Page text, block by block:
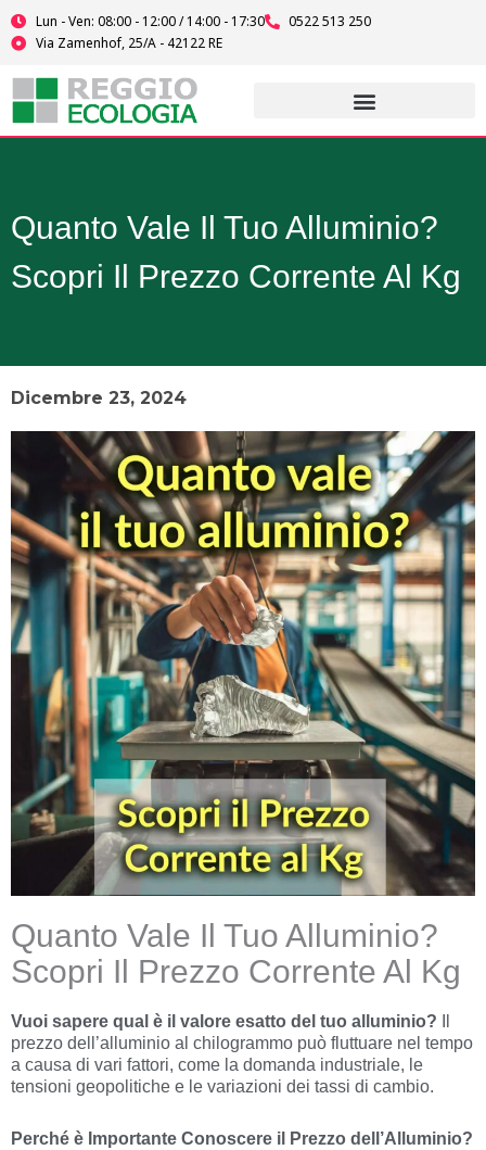
Vai
al
contenuto
Lun - Ven: 08:00 - 12:00 / 14:00 - 17:30
0522 513 250
Via Zamenhof, 25/A - 42122 RE
Quanto Vale Il Tuo Alluminio?
Scopri Il Prezzo Corrente Al Kg
Dicembre 23, 2024
Quanto Vale Il Tuo Alluminio?
Scopri Il Prezzo Corrente Al Kg
Vuoi sapere qual è il valore esatto del tuo alluminio?
prezzo dell’alluminio al chilogrammo può fluttuare nel tempo
a causa di vari fattori, come la domanda industriale, le
tensioni geopolitiche e le variazioni dei tassi di cambio.
Perché è Importante Conoscere il Prezzo dell’Alluminio?